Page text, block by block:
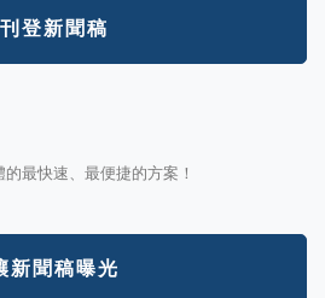
刊登新聞稿
最快速、最便捷的方案！
新聞稿曝光